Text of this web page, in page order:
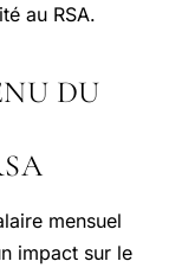
au RSA.
DU
mensuel
impact sur le